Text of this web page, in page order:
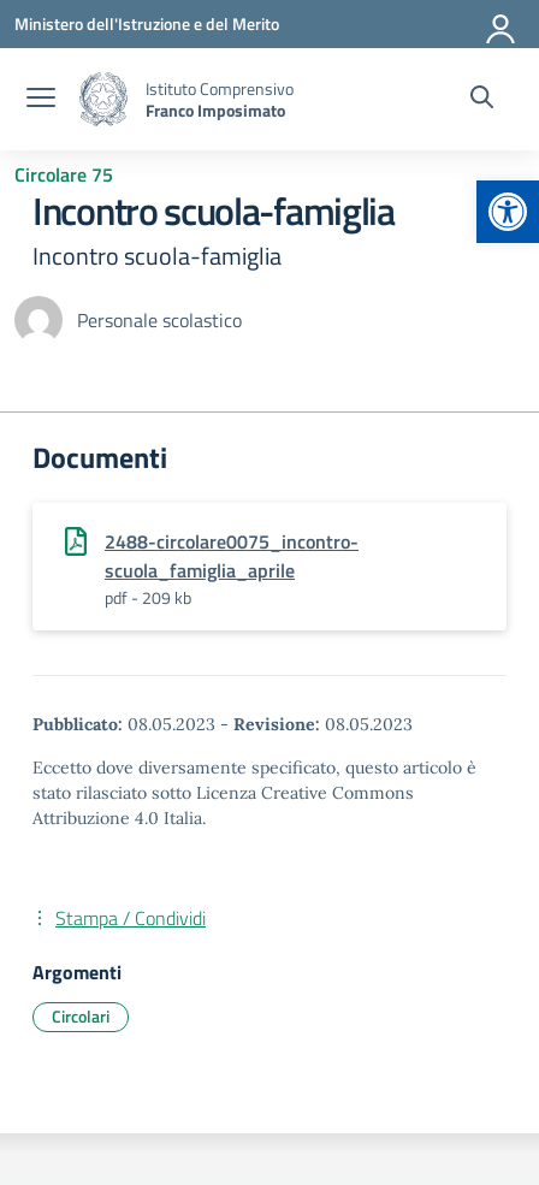
Vai ai contenuti
Vai al menu di navigazione
Vai al footer
Ministero dell'Istruzione e del Merito
Istituto Comprensivo
Franco Imposimato
Circolare 75
Incontro scuola-famiglia
Incontro scuola-famiglia
Personale scolastico
Documenti
2488-circolare0075_incontro-
scuola_famiglia_aprile
pdf - 209 kb
Pubblicato: 08.05.2023 - Revisione: 08.05.2023
Eccetto dove diversamente specificato, questo articolo è
stato rilasciato sotto Licenza Creative Commons
Attribuzione 4.0 Italia.
Stampa / Condividi
Argomenti
Circolari